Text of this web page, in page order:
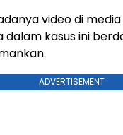
video di
kasus ini
ADVERTISEMENT